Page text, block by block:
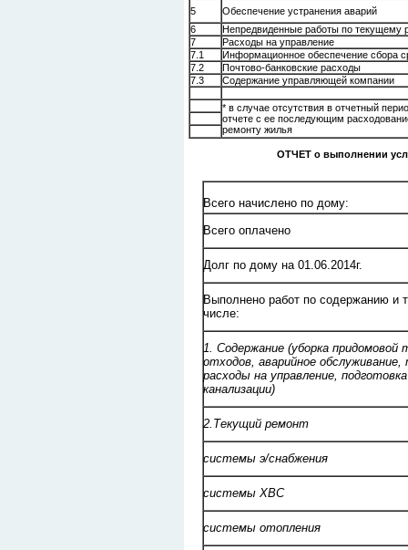
5
Обеспечение устранения аварий
6
Непредвиденные работы по текущему
7
Расходы на управление
7.1
Информационное обеспечение сбора
7.2
Почтово-банковские расходы
7.3
Содержание управляющей компании
* в случае отсутствия в отчетный
отчете с ее последующим
ремонту жилья
ОТЧЕТ о выполнении
Всего начислено по дому:
Всего оплачено
Долг по дому на 01.06.2014г.
Выполнено работ по содержанию и
числе:
1. Содержание (уборка
отходов, аварийное
расходы на управление,
канализации)
2.Текущий ремонт
системы э/снабжения
системы ХВС
системы отопления